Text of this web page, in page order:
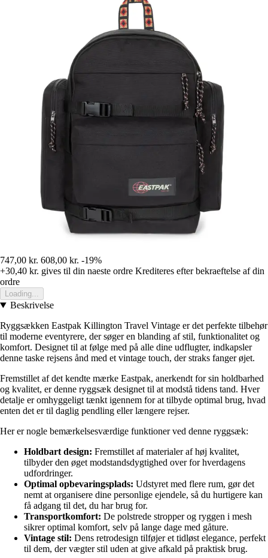
747,00 kr. 608,00 kr. -19%
+30,40 kr. gives til din naeste ordre Krediteres efter bekraeftelse af din
ordre
Loading...
Beskrivelse
Ryggsækken Eastpak Killington Travel Vintage er det perfekte tilbehør
til moderne eventyrere, der søger en blanding af stil, funktionalitet og
komfort. Designet til at følge med på alle dine udflugter, indkapsler
denne taske rejsens ånd med et vintage touch, der straks fanger øjet.
Fremstillet af det kendte mærke Eastpak, anerkendt for sin holdbarhed
og kvalitet, er denne ryggsæk designet til at modstå tidens tand. Hver
detalje er omhyggeligt tænkt igennem for at tilbyde optimal brug, hvad
enten det er til daglig pendling eller længere rejser.
Her er nogle bemærkelsesværdige funktioner ved denne ryggsæk:
Holdbart design: Fremstillet af materialer af høj kvalitet,
tilbyder den øget modstandsdygtighed over for hverdagens
udfordringer.
Optimal opbevaringsplads: Udstyret med flere rum, gør det
nemt at organisere dine personlige ejendele, så du hurtigere kan
få adgang til det, du har brug for.
Transportkomfort: De polstrede stropper og ryggen i mesh
sikrer optimal komfort, selv på lange dage med gåture.
Vintage stil: Dens retrodesign tilføjer et tidløst elegance, perfekt
til dem, der vægter stil uden at give afkald på praktisk brug.